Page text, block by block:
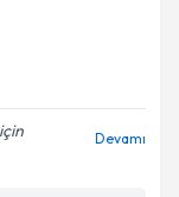
Devamı